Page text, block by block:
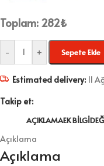
Toplam: 282₺
- + Sepete Ekle
Estimated delivery: 11
Takip et:
AÇIKLAMAEK BILGI
Açıklama
Açıklama